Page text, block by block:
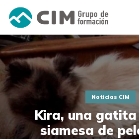
Noticias CIM
Kira, una
siamesa de